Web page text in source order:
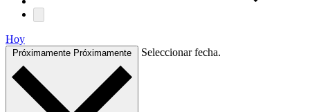
Hoy
Próximamente Próximamente Seleccionar fecha.